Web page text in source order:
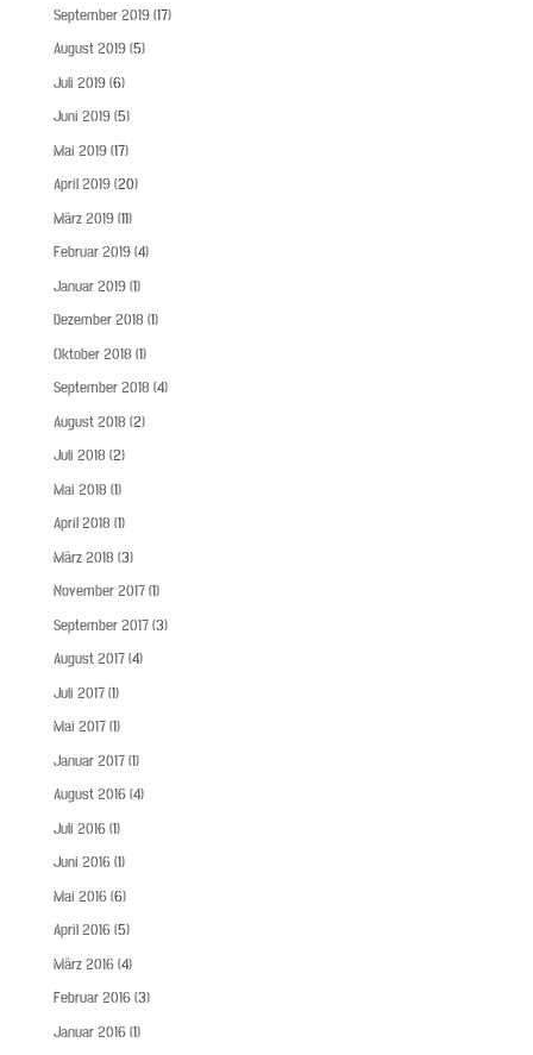
September 2019(17)
August 2019(5)
Juli 2019(6)
Juni 2019(5)
Mai 2019(17)
April 2019(20)
März 2019(11)
Februar 2019(4)
Januar 2019(1)
Dezember 2018 (1)
Oktober 2018 (1)
September 2018 (4)
August 2018 (2)
Juli 2018 (2)
Mai 2018 (1)
April 2018 (1)
März 2018 (3)
November 2017(1)
September 2017(3)
August 2017(4)
Juli 2017(1)
Mai 2017(1)
Januar 2017(1)
August 2016(4)
Juli 2016(1)
Juni 2016(1)
Mai 2016(6)
April 2016(5)
März 2016(4)
Februar 2016(3)
Januar 2016(1)